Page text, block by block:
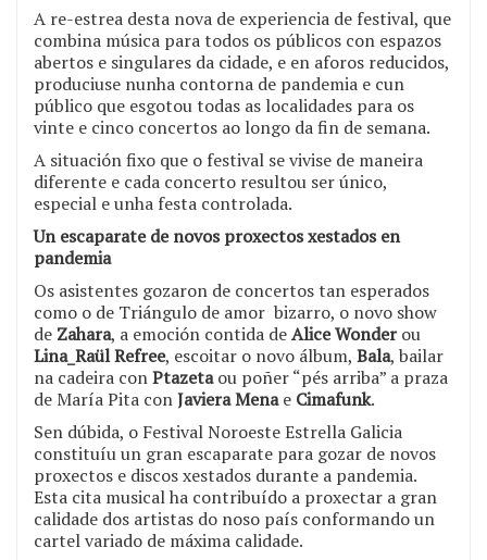
A re-estrea desta nova de experiencia de festival, que
combina música para todos os públicos con espazos
abertos e singulares da cidade, e en aforos reducidos,
produciuse nunha contorna de pandemia e cun
público que esgotou todas as localidades para os
vinte e cinco concertos ao longo da fin de semana.
A situación fixo que o festival se vivise de maneira
diferente e cada concerto resultou ser único,
especial e unha festa controlada.
Un escaparate de novos proxectos xestados en
pandemia
Os asistentes gozaron de concertos tan esperados
como o de Triángulo de amor bizarro, o novo show
de Zahara, a emoción contida deAlice Wonderou
Lina_Raül Refree, escoitar o novo álbum, Bala, bailar
na cadeira conPtazetaou poñer “pés arriba” a praza
de María Pita conJavieraMenae Cimafunk.
Sen dúbida, o Festival Noroeste Estrella Galicia
constituíu un gran escaparate para gozar de novos
proxectos e discos xestados durante a pandemia.
Esta cita musical ha contribuído a proxectar a gran
calidade dos artistas do noso país conformando un
cartel variado de máxima calidade.